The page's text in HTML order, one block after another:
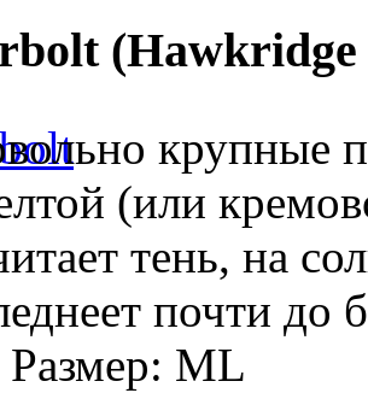
крупные
(или
тень, на
почти до
Размер: ML